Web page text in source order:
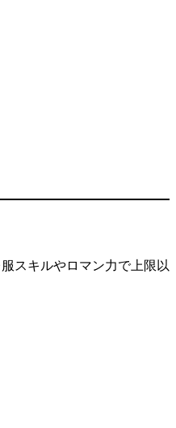
スキルやロマン力で上限以